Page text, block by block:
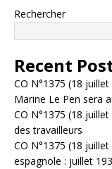
Rechercher
Recent
CO N°1375 (18
Marine Le Pen sera
CO N°1375 (18
des travailleurs
CO N°1375 (18
espagnole : juillet